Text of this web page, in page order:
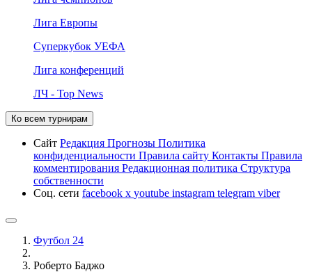
Лига Европы
Суперкубок УЕФА
Лига конференций
ЛЧ - Top News
Ко всем турнирам
Сайт Редакция Прогнозы Политика
конфиденциальности Правила сайту Контакты Правила
комментирования Редакционная политика Структура
собственности
Соц. сети facebook x youtube instagram telegram viber
Футбол 24
Роберто Баджо